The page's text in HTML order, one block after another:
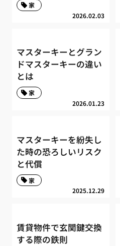
2026.02.03
家
マスターキーとグラン
ドマスターキーの違い
とは
2026.01.23
家
マスターキーを紛失し
た時の恐ろしいリスク
と代償
2025.12.29
家
賃貸物件で玄関鍵交換
する際の鉄則